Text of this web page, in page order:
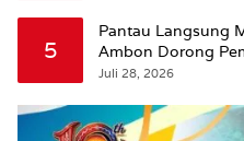
5
Pantau Langsung
Ambon Dorong
Leitimur Selatan
Juli 28, 2026